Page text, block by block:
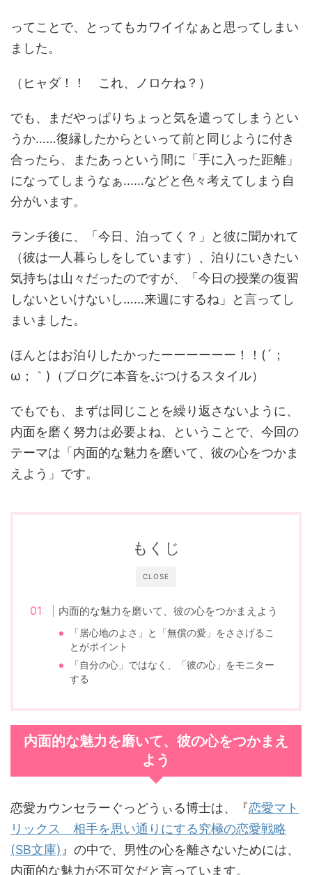
ってことで、とってもカワイイなぁと思ってしまい
ました。
（ヒャダ！！ これ、ノロケね？）
でも、まだやっぱりちょっと気を遣ってしまうとい
うか……復縁したからといって前と同じように付き
合ったら、またあっという間に「手に入った距離」
になってしまうなぁ……などと色々考えてしまう自
分がいます。
ランチ後に、「今日、泊ってく？」と彼に聞かれて
（彼は一人暮らしをしています）、泊りにいきたい
気持ちは山々だったのですが、「今日の授業の復習
しないといけないし……来週にするね」と言ってし
まいました。
ほんとはお泊りしたかったーーーーーー！！(´；
ω；｀)（ブログに本音をぶつけるスタイル）
でもでも、まずは同じことを繰り返さないように、
内面を磨く努力は必要よね、ということで、今回の
テーマは「内面的な魅力を磨いて、彼の心をつかま
えよう」です。
CLOSE
もくじ
内面的な魅力を磨いて、彼の心をつかまえよう
「居心地のよさ」と「無償の愛」をささげるこ
とがポイント
「自分の心」ではなく、「彼の心」をモニター
する
内面的な魅力を磨いて、彼の心をつかまえ
よう
恋愛カウンセラーぐっどうぃる博士は、『恋愛マト
リックス 相手を思い通りにする究極の恋愛戦略
(SB文庫) 』の中で、男性の心を離さないためには、
内面的な魅力が不可欠だと言っています。